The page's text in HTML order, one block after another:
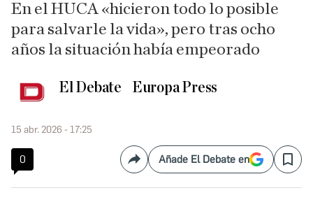
En el HUCA «hicieron todo lo posible
para salvarle la vida», pero tras ocho
años la situación había empeorado
El Debate Europa Press
15 abr. 2026 - 17:25
0 CompartirAñade El Debate en Save